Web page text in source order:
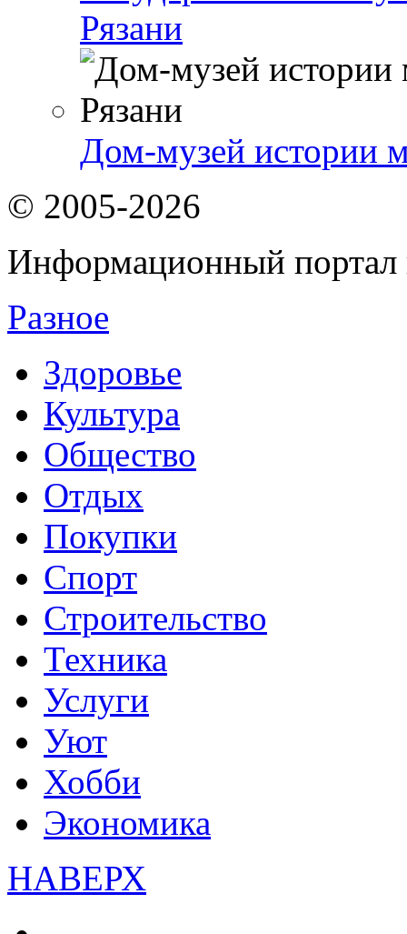
Рязани
Дом-музей истории
© 2005-2026
Информационный портал
Разное
Здоровье
Культура
Общество
Отдых
Покупки
Спорт
Строительство
Техника
Услуги
Уют
Хобби
Экономика
НАВЕРХ